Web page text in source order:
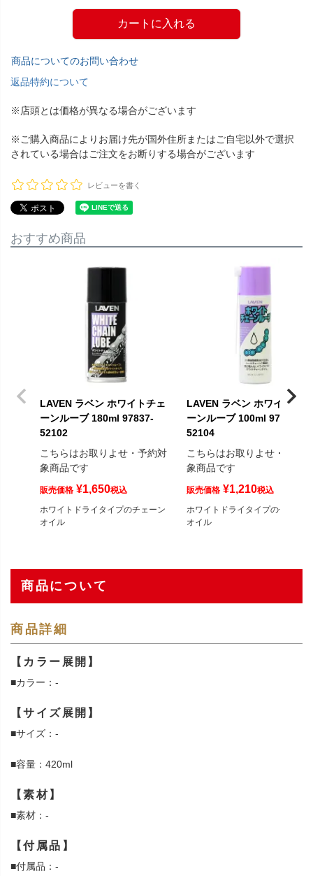
カートに入れる
商品についてのお問い合わせ
返品特約について
※店頭とは価格が異なる場合がございます
※ご購入商品によりお届け先が国外住所またはご自宅以外で選択
されている場合はご注文をお断りする場合がございます
レビューを書く
おすすめ商品
LAVEN ラベン ホワイトチェ
ーンルーブ 180ml 97837-
52102
こちらはお取りよせ・予約対
象商品です
販売価格 ¥1,650税込
ホワイトドライタイプのチェーン
オイル
LAVEN ラベン ホワイトチェ
ーンルーブ 100ml 97837-
52104
こちらはお取りよせ・予約対
象商品です
販売価格 ¥1,210税込
ホワイトドライタイプのチェーン
オイル
商品について
商品詳細
【カラー展開】
■カラー：-
【サイズ展開】
■サイズ：-
■容量：420ml
【素材】
■素材：-
【付属品】
■付属品：-